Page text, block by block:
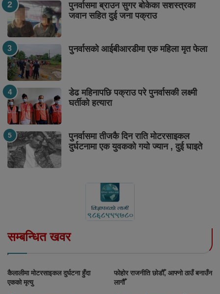
पुनर्वासमा ब्राउन सुगर बोकेका सशस्त्रका
जवान सहित दुई जना पक्राउ
पुनर्वासको आईबीआरडीमा एक महिला मृत फेला
डेढ महिनापछि पक्राउ परे पुनर्वासकी लक्ष्मी
घर्तीको हत्यारा
पुनर्वासमा तीजकै दिन राति मोटरसाइकल
दुर्घटनामा एक युवकको गयो ज्यान , दुई घाइते
सम्बन्धित खवर
कैलालीमा मोटरसाइकल दुर्घटना हुँदा
एकको मृत्यु
फोहोर राजनीति छोडौँ, आफ्नो ठाउँ बनाउँन
लागौँ